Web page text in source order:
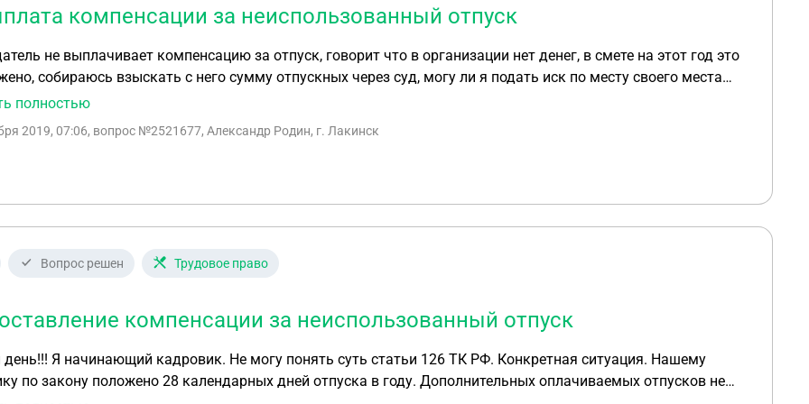
компенсации за неиспользованный отпуск
не выплачивает компенсацию за отпуск, говорит что в организации нет денег, в смете на этот год это
собираюсь взыскать с него сумму отпускных через суд, могу ли я подать иск по месту своего места
во Владимирской области, работодатель находится в Москве. так же хотелось бы знать какие
2_ндфл за 2018 и 2019 года, а так же справки по форме 182_н за те же года
полностью
2019, 07:06, вопрос №2521677, Александр Родин, г. Лакинск
Вопрос решен Трудовое право
компенсации за неиспользованный отпуск
126 ТК РФ. Конкретная ситуация. Нашему
по закону положено 28 календарных дней отпуска в году. Дополнительных оплачиваемых отпусков не